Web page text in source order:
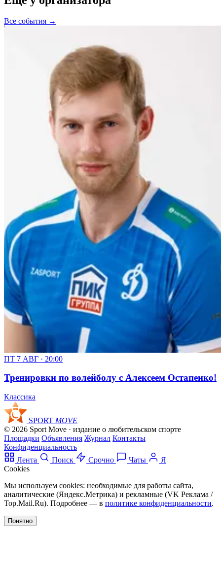
Все события →
ПТ 7 АВГ · 20:00
Тренировки по волейболу с Алексеем Остапенко!
Классика
SPORT MOVE
© 2026 Sport Move · издание о любительском спорте
Площадки Объявления Журнал Контакты
Конфиденциальность
Лента
Поиск Срочно Чаты
Я
Cookies
Мы используем cookies: необходимые для работы сайта,
аналитические (Яндекс.Метрика) и рекламные (VK Реклама /
Top.Mail.Ru). Подробнее — в политике конфиденциальности.
Понятно